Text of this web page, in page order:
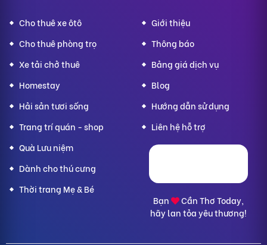
Cho thuê xe ôtô
Cho thuê phòng trọ
Xe tải chở thuê
Homestay
Hải sản tươi sống
Trang trí quán - shop
Quà Lưu niệm
Dành cho thú cưng
Thời trang Mẹ & Bé
Giới thiệu
Thông báo
Bảng giá dịch vụ
Blog
Hướng dẫn sử dụng
Liên hệ hỗ trợ
Bạn
Cần Thơ Today,
hãy lan tỏa yêu thương!